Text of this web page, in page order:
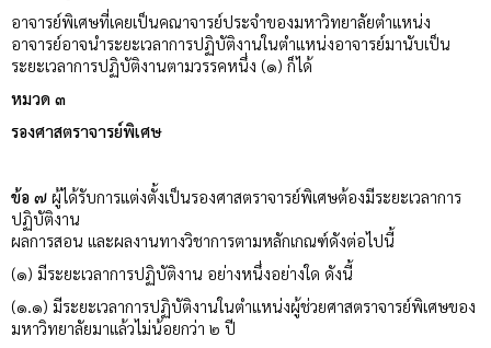
อาจารย์พิเศษที่เคยเป็นคณาจารย์ประจำของมหาวิทยาลัยตำแหน่ง
อาจารย์อาจนำระยะเวลาการปฏิบัติงานในตำแหน่งอาจารย์มานับเป็น
ระยะเวลาการปฏิบัติงานตามวรรคหนึ่ง (๑) ก็ได้
หมวด ๓
รองศาสตราจารย์พิเศษ
ข้อ ๗ ผู้ได้รับการแต่งตั้งเป็นรองศาสตราจารย์พิเศษต้องมีระยะเวลาการ
ปฏิบัติงาน
ผลการสอน และผลงานทางวิชาการตามหลักเกณฑ์ดังต่อไปนี้
(๑) มีระยะเวลาการปฏิบัติงาน อย่างหนึ่งอย่างใด ดังนี้
(๑.๑) มีระยะเวลาการปฏิบัติงานในตำแหน่งผู้ช่วยศาสตราจารย์พิเศษของ
มหาวิทยาลัยมาแล้วไม่น้อยกว่า ๒ ปี